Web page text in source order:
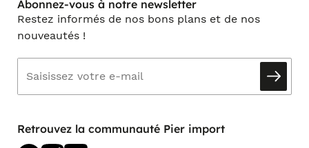
Abonnez-vous à notre newsletter
Restez informés de nos bons plans et de nos
nouveautés !
Retrouvez la communauté Pier import